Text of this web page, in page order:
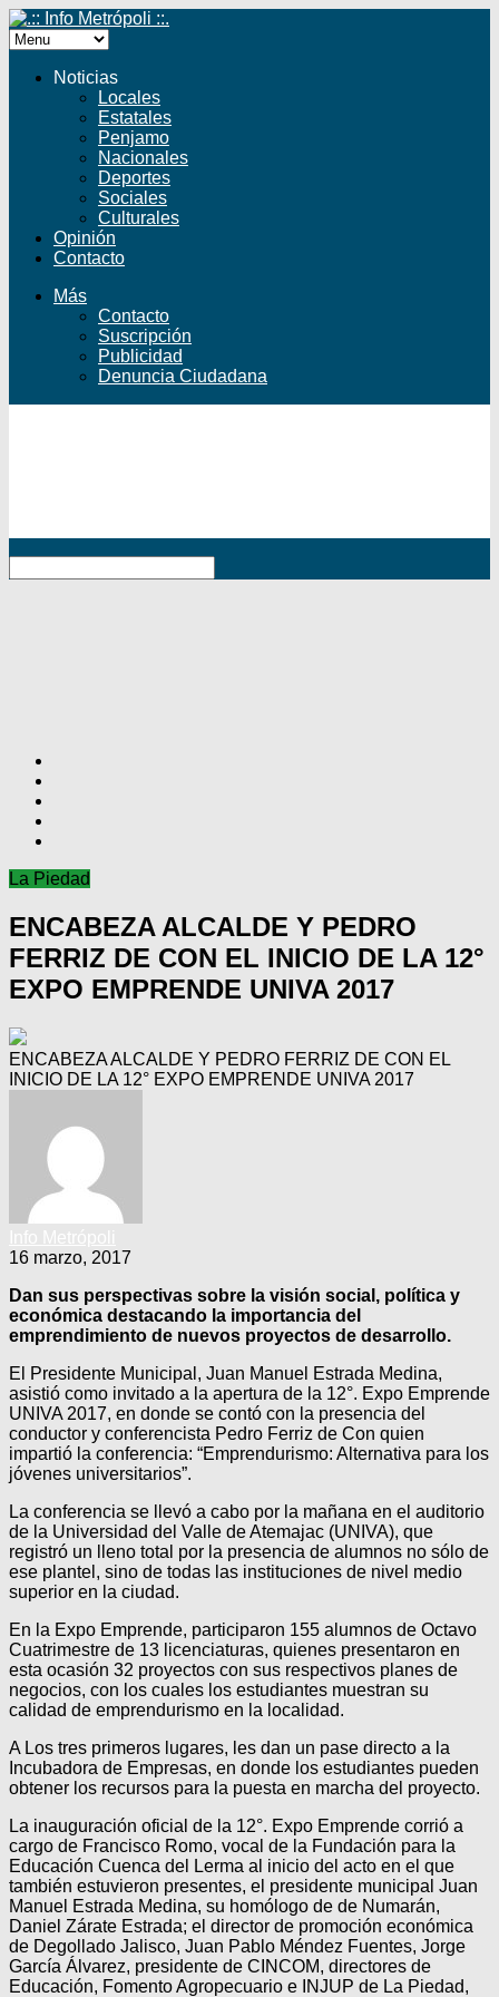
Noticias
Locales
Estatales
Penjamo
Nacionales
Deportes
Sociales
Culturales
Opinión
Contacto
Más
Contacto
Suscripción
Publicidad
Denuncia Ciudadana
La Piedad
ENCABEZA ALCALDE Y PEDRO
FERRIZ DE CON EL INICIO DE LA 12°
EXPO EMPRENDE UNIVA 2017
ENCABEZA ALCALDE Y PEDRO FERRIZ DE CON EL
INICIO DE LA 12° EXPO EMPRENDE UNIVA 2017
16 marzo, 2017
Dan sus perspectivas sobre la visión social, política y
económica destacando la importancia del
emprendimiento de nuevos proyectos de desarrollo.
El Presidente Municipal, Juan Manuel Estrada Medina,
asistió como invitado a la apertura de la 12°. Expo Emprende
UNIVA 2017, en donde se contó con la presencia del
conductor y conferencista Pedro Ferriz de Con quien
impartió la conferencia: “Emprendurismo: Alternativa para los
jóvenes universitarios”.
La conferencia se llevó a cabo por la mañana en el auditorio
de la Universidad del Valle de Atemajac (UNIVA), que
registró un lleno total por la presencia de alumnos no sólo de
ese plantel, sino de todas las instituciones de nivel medio
superior en la ciudad.
En la Expo Emprende, participaron 155 alumnos de Octavo
Cuatrimestre de 13 licenciaturas, quienes presentaron en
esta ocasión 32 proyectos con sus respectivos planes de
negocios, con los cuales los estudiantes muestran su
calidad de emprendurismo en la localidad.
A Los tres primeros lugares, les dan un pase directo a la
Incubadora de Empresas, en donde los estudiantes pueden
obtener los recursos para la puesta en marcha del proyecto.
La inauguración oficial de la 12°. Expo Emprende corrió a
cargo de Francisco Romo, vocal de la Fundación para la
Educación Cuenca del Lerma al inicio del acto en el que
también estuvieron presentes, el presidente municipal Juan
Manuel Estrada Medina, su homólogo de de Numarán,
Daniel Zárate Estrada; el director de promoción económica
de Degollado Jalisco, Juan Pablo Méndez Fuentes, Jorge
García Álvarez, presidente de CINCOM, directores de
Educación, Fomento Agropecuario e INJUP de La Piedad,